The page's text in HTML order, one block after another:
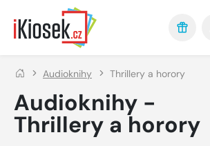
Přejít na hlavní obsah
Audioknihy Thrillery a horory
Audioknihy -
Thrillery a horory